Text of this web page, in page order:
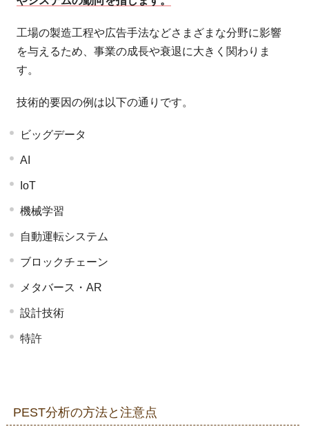
工場の製造工程や広告手法などさまざまな分野に影響
を与えるため、事業の成長や衰退に大きく関わりま
す。
技術的要因の例は以下の通りです。
ビッグデータ
AI
IoT
機械学習
自動運転システム
ブロックチェーン
メタバース・AR
設計技術
特許
PEST分析の方法と注意点